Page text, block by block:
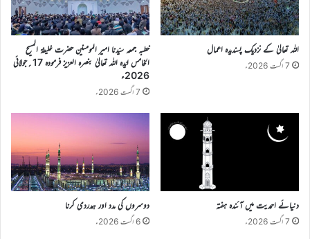
اللہ تعالیٰ کے نزدیک پسندیدہ اعمال
7 اگست 2026ء
خطبہ جمعہ سیّدنا امیر المومنین حضرت خلیفۃ المسیح
الخامس ایّدہ اللہ تعالیٰ بنصرہ العزیز فرمودہ 17؍جولائی
2026ء
7 اگست 2026ء
دنیائے احمدیت میں آئندہ ہفتہ
7 اگست 2026ء
دوسروں کی مدد اور ہمدردی کرنا
6 اگست 2026ء